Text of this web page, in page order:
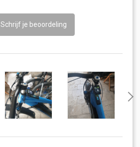
Schrijf je beoordeling